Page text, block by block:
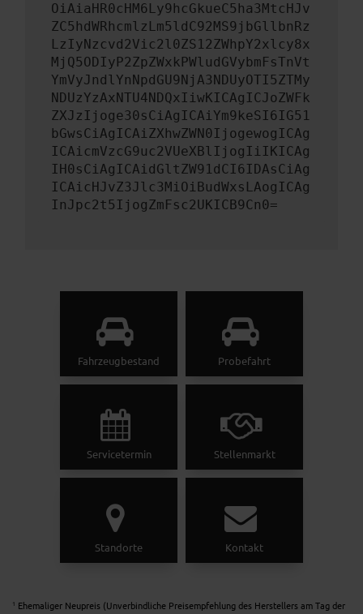
OiAiaHR0cHM6Ly9hcGkueC5ha3MtcHJv
ZC5hdWRhcmlzLm5ldC92MS9jbGllbnRz
LzIyNzcvd2Vic2l0ZS12ZWhpY2xlcy8x
MjQ5ODIyP2ZpZWxkPWludGVybmFsTnVt
YmVyJndlYnNpdGU9NjA3NDUyOTI5ZTMy
NDUzYzAxNTU4NDQxIiwKICAgICJoZWFk
ZXJzIjoge30sCiAgICAiYm9keSI6IG51
bGwsCiAgICAiZXhwZWN0IjogewogICAg
ICAicmVzcG9uc2VUeXBlIjogIiIKICAg
IH0sCiAgICAidGltZW91dCI6IDAsCiAg
ICAicHJvZ3Jlc3MiOiBudWxsLAogICAg
InJpc2t5IjogZmFsc2UKICB9Cn0=
Fahrzeugbestand Probefahrt
Servicetermin Stellenmarkt
Standorte Kontakt
1
Ehemaliger Neupreis (Unverbindliche Preisempfehlung des Herstellers am Tag der